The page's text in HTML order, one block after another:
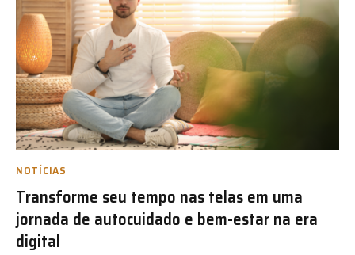
NOTÍCIAS
Transforme seu tempo nas telas em uma
jornada de autocuidado e bem-estar na era
digital